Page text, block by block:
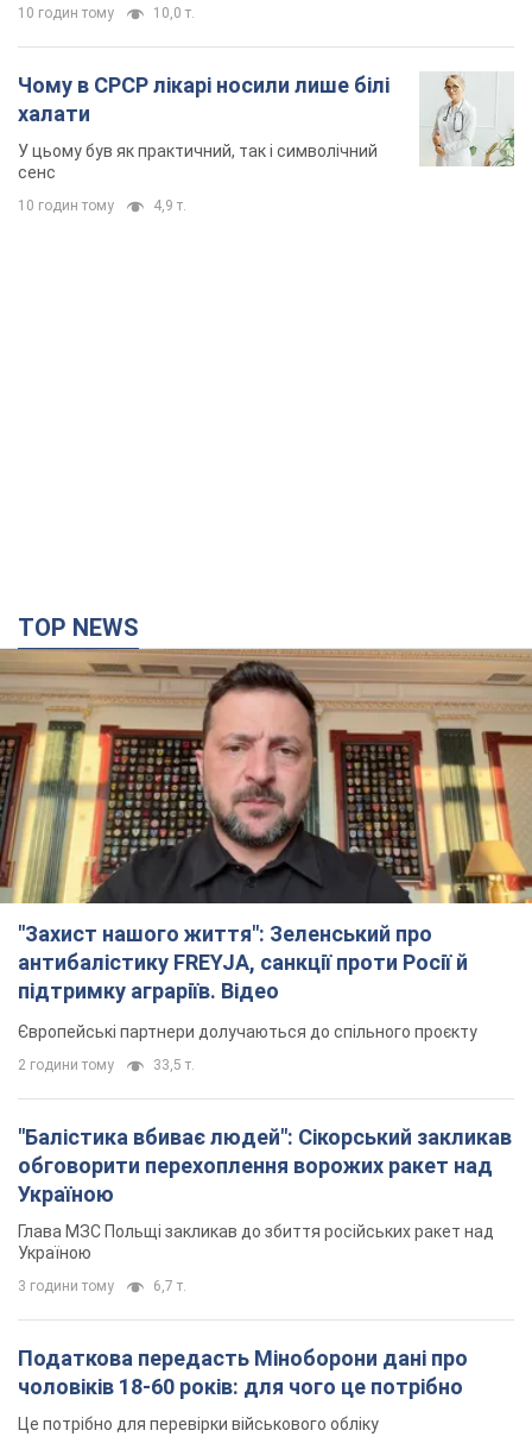
"Захист нашого життя": Зеленський про
антибалістику FREYJA, санкції проти Росії й
підтримку аграріїв. Відео
Європейські партнери долучаються до спільного проєкту
2 години тому 33,5 т.
"Балістика вбиває людей": Сікорський закликав
обговорити перехоплення ворожих ракет над
Україною
Глава МЗС Польщі закликав до збиття російських ракет над
Україною
6,7 т.
Податкова передасть Міноборони дані про
чоловіків 18-60 років: для чого це потрібно
4 години тому 24,5 т.